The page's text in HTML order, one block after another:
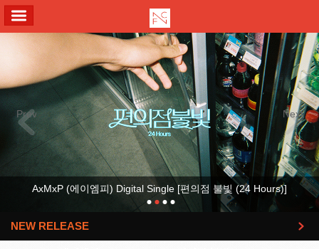
Previous Next
AxMxP (에이엠피) Digital Single [편의점 불빛 (24 Hours)]
NEW RELEASE 더보기